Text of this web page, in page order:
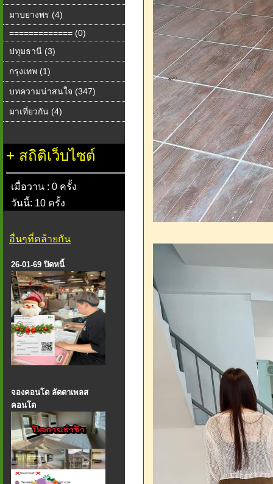
มาบยางพร (4)
============= (0)
ปทุมธานี (3)
กรุงเทพ (1)
บทความน่าสนใจ (347)
มาเที่ยวกัน (4)
+ สถิติเว็บไซต์
เมื่อวาน : 0 ครั้ง
วันนี้: 10 ครั้ง
อื่นๆที่คล้ายกัน
26-01-69 ปิดหนี้
จองคอนโด ลัดดาเพลส
คอนโด